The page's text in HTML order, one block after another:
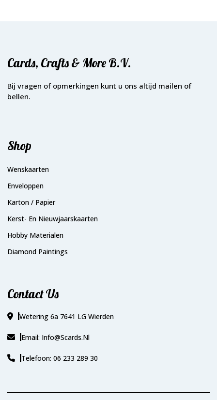
Cards, Crafts & More B.V.
Bij vragen of opmerkingen kunt u ons altijd mailen of
bellen.
Shop
Wenskaarten
Enveloppen
Karton / Papier
Kerst- En Nieuwjaarskaarten
Hobby Materialen
Diamond Paintings
Contact Us
Wetering 6a 7641 LG Wierden
Email: Info@scards.nl
Telefoon: 06 233 289 30